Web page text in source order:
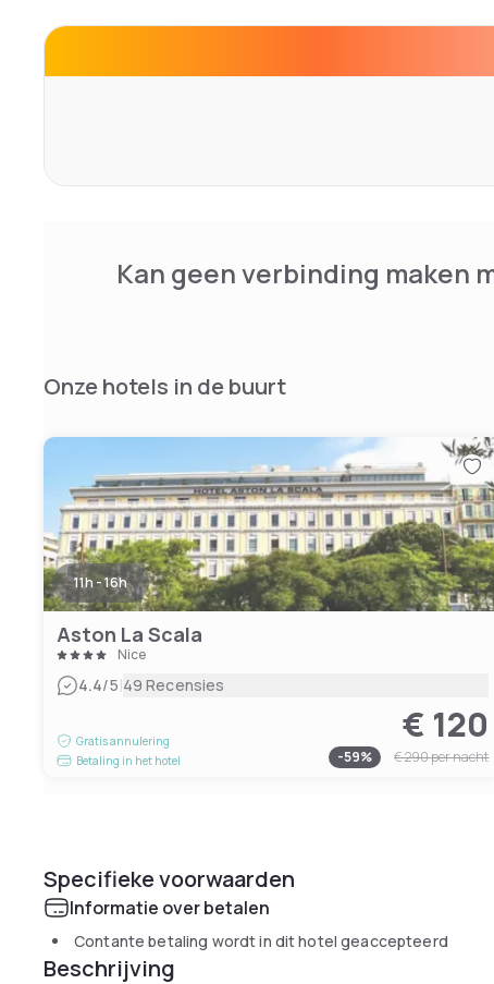
Kan geen verbinding maken
Onze hotels in de buurt
11h - 16h
Aston La Scala
Nice
4.4/5|49 Recensies
Gratis annulering
Betaling in het hotel
€ 120
-59% € 290per nacht
Specifieke voorwaarden
Informatie over betalen
Contante betaling wordt in dit hotel geaccepteerd
Beschrijving